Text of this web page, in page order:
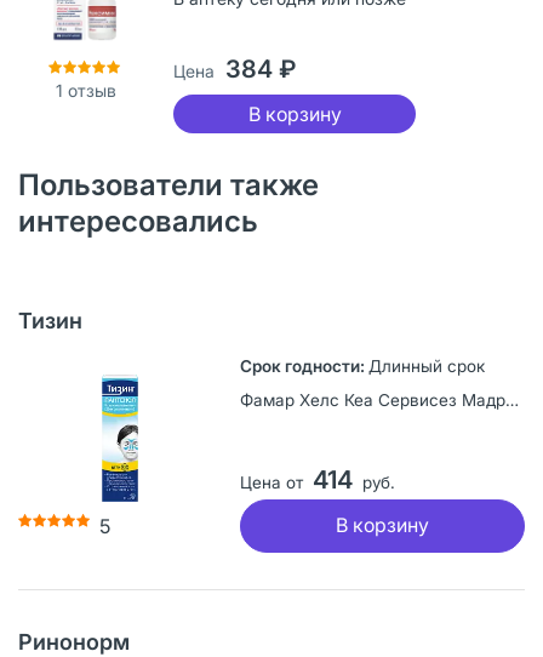
1 отзыв
Цена 384 ₽
В корзину
Пользователи также
интересовались
Тизин
5
Длинный срок
Фамар Хелс Кеа Сервисез Мадрид С.А.У., Испания
Цена от 414 руб.
В корзину
Ринонорм